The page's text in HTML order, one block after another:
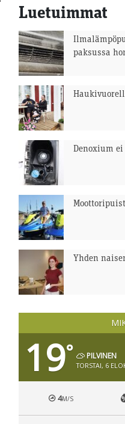
Luetuimmat
paksussa
Denoxium
Yhden
19° PILVINEN
TORSTAI, 6
4M/S